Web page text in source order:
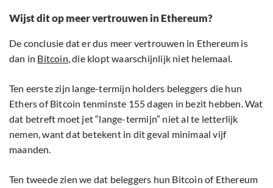
Wijst dit op meer vertrouwen in Ethereum?
De conclusie dat er dus meer vertrouwen in Ethereum is
dan in Bitcoin, die klopt waarschijnlijk niet helemaal.
Ten eerste zijn lange-termijn holders beleggers die hun
Ethers of Bitcoin tenminste 155 dagen in bezit hebben. Wat
dat betreft moet jet “lange-termijn” niet al te letterlijk
nemen, want dat betekent in dit geval minimaal vijf
maanden.
Ten tweede zien we dat beleggers hun Bitcoin of Ethereum